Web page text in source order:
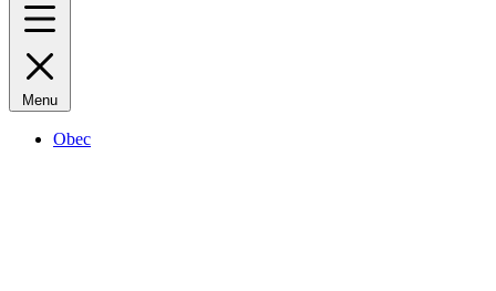
Menu
Obec